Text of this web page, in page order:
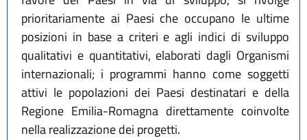
prioritariamente ai Paesi che occupano le ultime
posizioni in base a criteri e agli indici di sviluppo
qualitativi e quantitativi, elaborati dagli Organismi
internazionali; i programmi hanno come soggetti
attivi le popolazioni dei Paesi destinatari e della
Regione Emilia-Romagna direttamente coinvolte
nella realizzazione dei progetti.